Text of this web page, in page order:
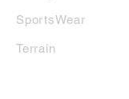
SportsWear
Terrain